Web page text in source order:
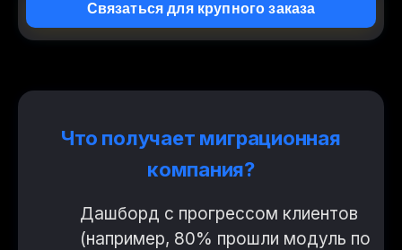
Связаться для крупного заказа
Что получает миграционная
компания?
Дашборд с прогрессом клиентов
(например, 80% прошли модуль по